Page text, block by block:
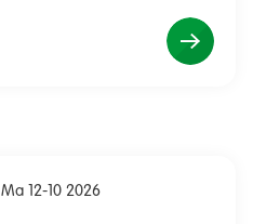
Ma 12-10 2026